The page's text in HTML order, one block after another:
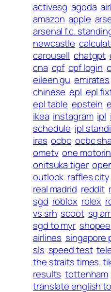
activesg agoda
amazon apple
arsenal f.c.
newcastle
carousell chatgpt
cna cpf cpf login
eileen gu emirates
chinese epl epl
epl table epstein
ikea instagram ipl
schedule ipl
iras ocbc ocbc
ometv one
onitsuka tiger
outlook raffles city
real madrid reddit
sgd roblox rolex
vs srh scoot sg
sgd to myr shopee
airlines singapore
sls speed test
the straits times
results tottenham
translate english